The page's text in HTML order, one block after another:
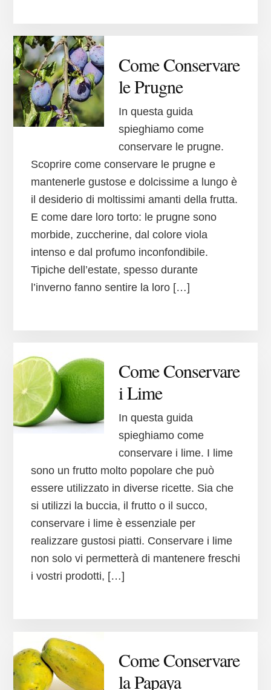
Come Conservare
le Prugne
In questa guida
spieghiamo come
conservare le prugne.
Scoprire come conservare le prugne e
mantenerle gustose e dolcissime a lungo è
il desiderio di moltissimi amanti della frutta.
E come dare loro torto: le prugne sono
morbide, zuccherine, dal colore viola
intenso e dal profumo inconfondibile.
Tipiche dell’estate, spesso durante
l’inverno fanno sentire la loro […]
Come Conservare
i Lime
In questa guida
spieghiamo come
conservare i lime. I lime
sono un frutto molto popolare che può
essere utilizzato in diverse ricette. Sia che
si utilizzi la buccia, il frutto o il succo,
conservare i lime è essenziale per
realizzare gustosi piatti. Conservare i lime
non solo vi permetterà di mantenere freschi
i vostri prodotti, […]
Come Conservare
la Papaya